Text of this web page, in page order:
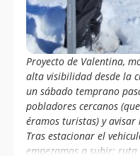
Proyecto de Valentina,
alta visibilidad desde la
un sábado temprano
pobladores cercanos
éramos turistas) y
Tras estacionar el
empezamos a subir;